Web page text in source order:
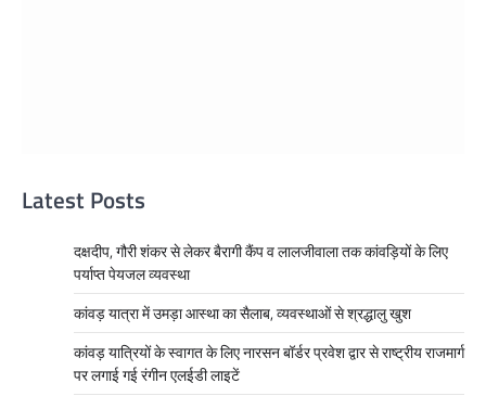
Latest Posts
दक्षदीप, गौरी शंकर से लेकर बैरागी कैंप व लालजीवाला तक कांवड़ियों के लिए
पर्याप्त पेयजल व्यवस्था
कांवड़ यात्रा में उमड़ा आस्था का सैलाब, व्यवस्थाओं से श्रद्धालु खुश
कांवड़ यात्रियों के स्वागत के लिए नारसन बॉर्डर प्रवेश द्वार से राष्ट्रीय राजमार्ग
पर लगाई गई रंगीन एलईडी लाइटें